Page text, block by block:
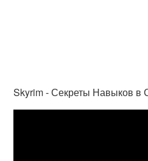
Skyrim - Секреты Навыков в